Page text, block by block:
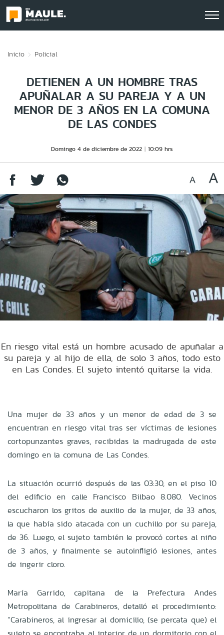
Inicio Policial
DETIENEN A UN HOMBRE TRAS
APUÑALAR A SU PAREJA Y A UN
MENOR DE 3 AÑOS EN LA COMUNA
DE LAS CONDES
Domingo 4 de diciembre de 2022 10:09 hrs
En riesgo vital está un hombre acusado de apuñalar a
su pareja y al hijo de ella, de solo 3 años, todo esto
en Las Condes. El sujeto intentó quitarse la vida.
Una mujer de 33 años y un menor de edad de 3 se
encuentran en riesgo vital tras ser víctimas de lesiones
cortopunzantes graves, recibidas la madrugada de este
domingo en la comuna de Las Condes.
La situación ocurrió después de las 03:30, en el piso 10
del edificio en calle Francisco Bilbao 8.080. Vecinos
escucharon los gritos de auxilio de la mujer, de 33 años,
la que había sido atacada con un cuchillo por su pareja,
de 36. Luego, el sujeto también le provocó cortes al niño
de 3 años, y finalmente se autoinfligió lesiones, antes
de ingerir cloro.
María Garrido, capitana de la Prefectura Andes
Metropolitana de Carabineros, detalló el procedimiento:
“Carabineros, al ingresar al domicilio, (se percata que) el